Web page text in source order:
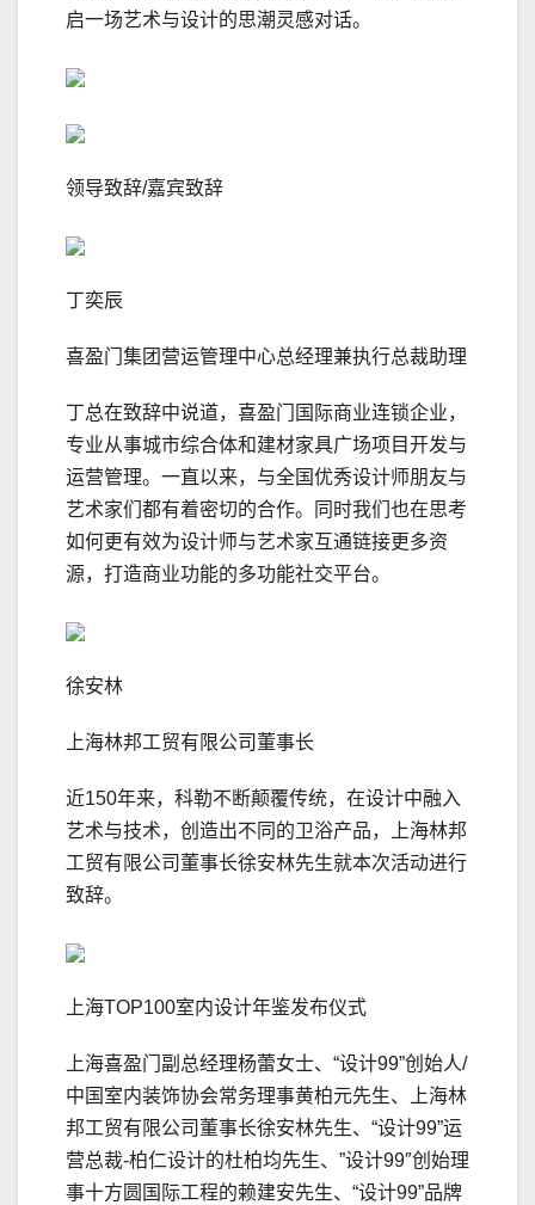
启一场艺术与设计的思潮灵感对话。
领导致辞/嘉宾致辞
丁奕辰
喜盈门集团营运管理中心总经理兼执行总裁助理
丁总在致辞中说道，喜盈门国际商业连锁企业，
专业从事城市综合体和建材家具广场项目开发与
运营管理。一直以来，与全国优秀设计师朋友与
艺术家们都有着密切的合作。同时我们也在思考
如何更有效为设计师与艺术家互通链接更多资
源，打造商业功能的多功能社交平台。
徐安林
上海林邦工贸有限公司董事长
近150年来，科勒不断颠覆传统，在设计中融入
艺术与技术，创造出不同的卫浴产品，上海林邦
工贸有限公司董事长徐安林先生就本次活动进行
致辞。
上海TOP100室内设计年鉴发布仪式
上海喜盈门副总经理杨蕾女士、“设计99”创始人/
中国室内装饰协会常务理事黄柏元先生、上海林
邦工贸有限公司董事长徐安林先生、“设计99”运
营总裁-柏仁设计的杜柏均先生、”设计99″创始理
事十方圆国际工程的赖建安先生、“设计99”品牌